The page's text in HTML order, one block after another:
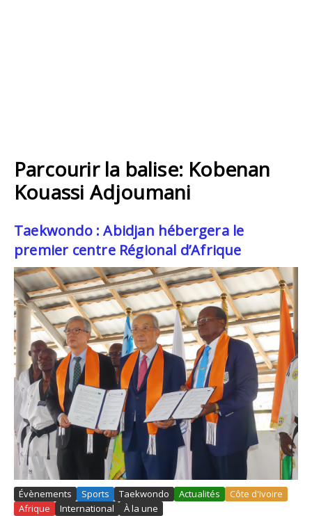
Parcourir la balise: Kobenan
Kouassi Adjoumani
Taekwondo : Abidjan hébergera le
premier centre Régional d’Afrique
Évènements Sports Taekwondo Actualités
Côte d'Ivoire
Afrique
International À la une